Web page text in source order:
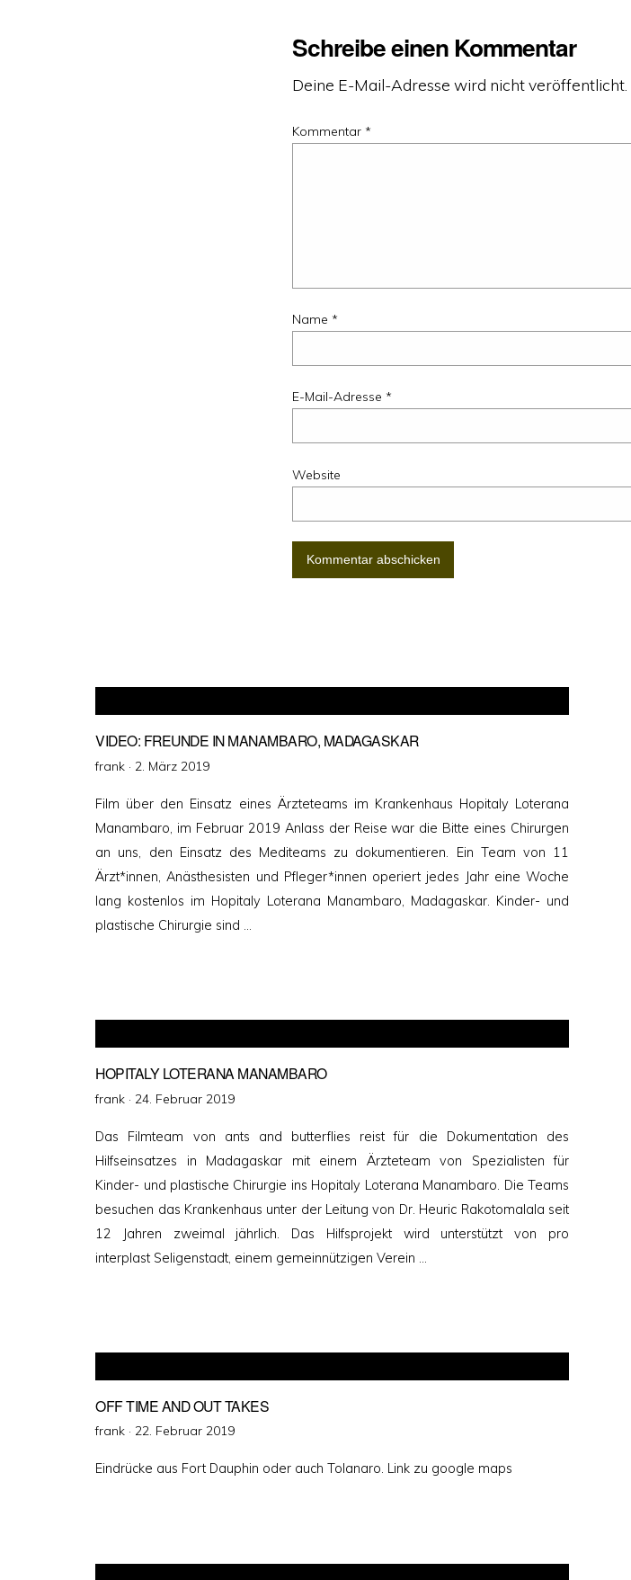
Schreibe einen Kommentar
Deine E-Mail-Adresse wird nicht veröffentlicht.
Kommentar *
Name *
E-Mail-Adresse *
Website
VIDEO: FREUNDE IN MANAMBARO, MADAGASKAR
frank · Veröffentlicht
2. März 2019
Film über den Einsatz eines Ärzteteams im Krankenhaus Hopitaly Loterana
Manambaro, im Februar 2019 Anlass der Reise war die Bitte eines Chirurgen
an uns, den Einsatz des Mediteams zu dokumentieren. Ein Team von 11
Ärzt*innen, Anästhesisten und Pfleger*innen operiert jedes Jahr eine Woche
lang kostenlos im Hopitaly Loterana Manambaro, Madagaskar. Kinder- und
plastische Chirurgie sind …
HOPITALY LOTERANA MANAMBARO
frank · Veröffentlicht
24. Februar 2019
Das Filmteam von ants and butterflies reist für die Dokumentation des
Hilfseinsatzes in Madagaskar mit einem Ärzteteam von Spezialisten für
Kinder- und plastische Chirurgie ins Hopitaly Loterana Manambaro. Die Teams
besuchen das Krankenhaus unter der Leitung von Dr. Heuric Rakotomalala seit
12 Jahren zweimal jährlich. Das Hilfsprojekt wird unterstützt von pro
interplast Seligenstadt, einem gemeinnützigen Verein …
OFF TIME AND OUT TAKES
frank · Veröffentlicht
22. Februar 2019
Eindrücke aus Fort Dauphin oder auch Tolanaro. Link zu google maps